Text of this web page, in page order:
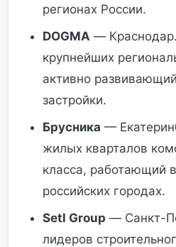
регионах России.
DOGMA —
крупнейших
активно
застройки.
Брусника —
жилых кварталов
класса, работающий
российских городах.
Setl Group — Санкт-
лидеров